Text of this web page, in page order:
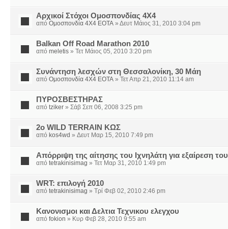
Αρχικοί Στόχοι Ομοσπονδίας 4Χ4
από Ομοσπονδία 4Χ4 ΕΟΤΑ » Δευτ Μάιος 31, 2010 3:04 pm
Balkan Off Road Marathon 2010
από meletis » Τετ Μάιος 05, 2010 3:20 pm
Συνάντηση λεσχών στη Θεσσαλονίκη, 30 Μάη
από Ομοσπονδία 4Χ4 ΕΟΤΑ » Τετ Απρ 21, 2010 11:14 am
ΠΥΡΟΣΒΕΣΤΗΡΑΣ
από tziker » Σάβ Σεπ 06, 2008 3:25 pm
2o WILD TERRAIN ΚΩΣ
από kos4wd » Δευτ Μαρ 15, 2010 7:49 pm
Απόρριψη της αίτησης του Ιχνηλάτη για εξαίρεση
από tetrakinisimag » Τετ Μαρ 31, 2010 1:49 pm
WRT: επιλογή 2010
από tetrakinisimag » Τρί Φεβ 02, 2010 2:46 pm
Κανονισμοι και Δελτια Τεχνικου ελεγχου
από fokion » Κυρ Φεβ 28, 2010 9:55 am